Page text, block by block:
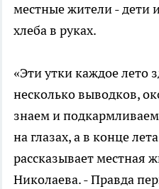
местные жители - дети
хлеба в руках.
«Эти утки каждое лето
несколько выводков,
знаем и
на глазах, а в конце
рассказывает местная
Николаева. - Правда